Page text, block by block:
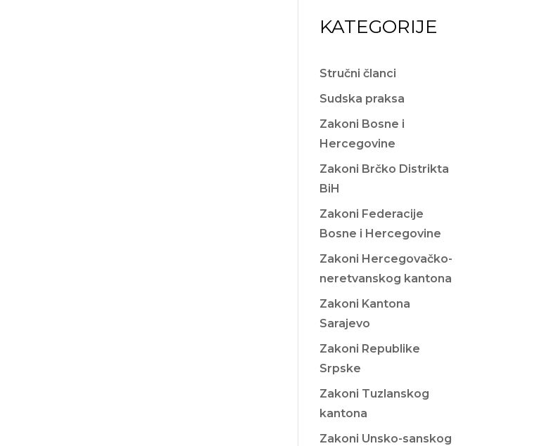
KATEGORIJE
Stručni članci
Sudska praksa
Zakoni Bosne i
Hercegovine
Zakoni Brčko Distrikta
BiH
Zakoni Federacije
Bosne i Hercegovine
Zakoni Hercegovačko-
neretvanskog kantona
Zakoni Kantona
Sarajevo
Zakoni Republike
Srpske
Zakoni Tuzlanskog
kantona
Zakoni Unsko-sanskog